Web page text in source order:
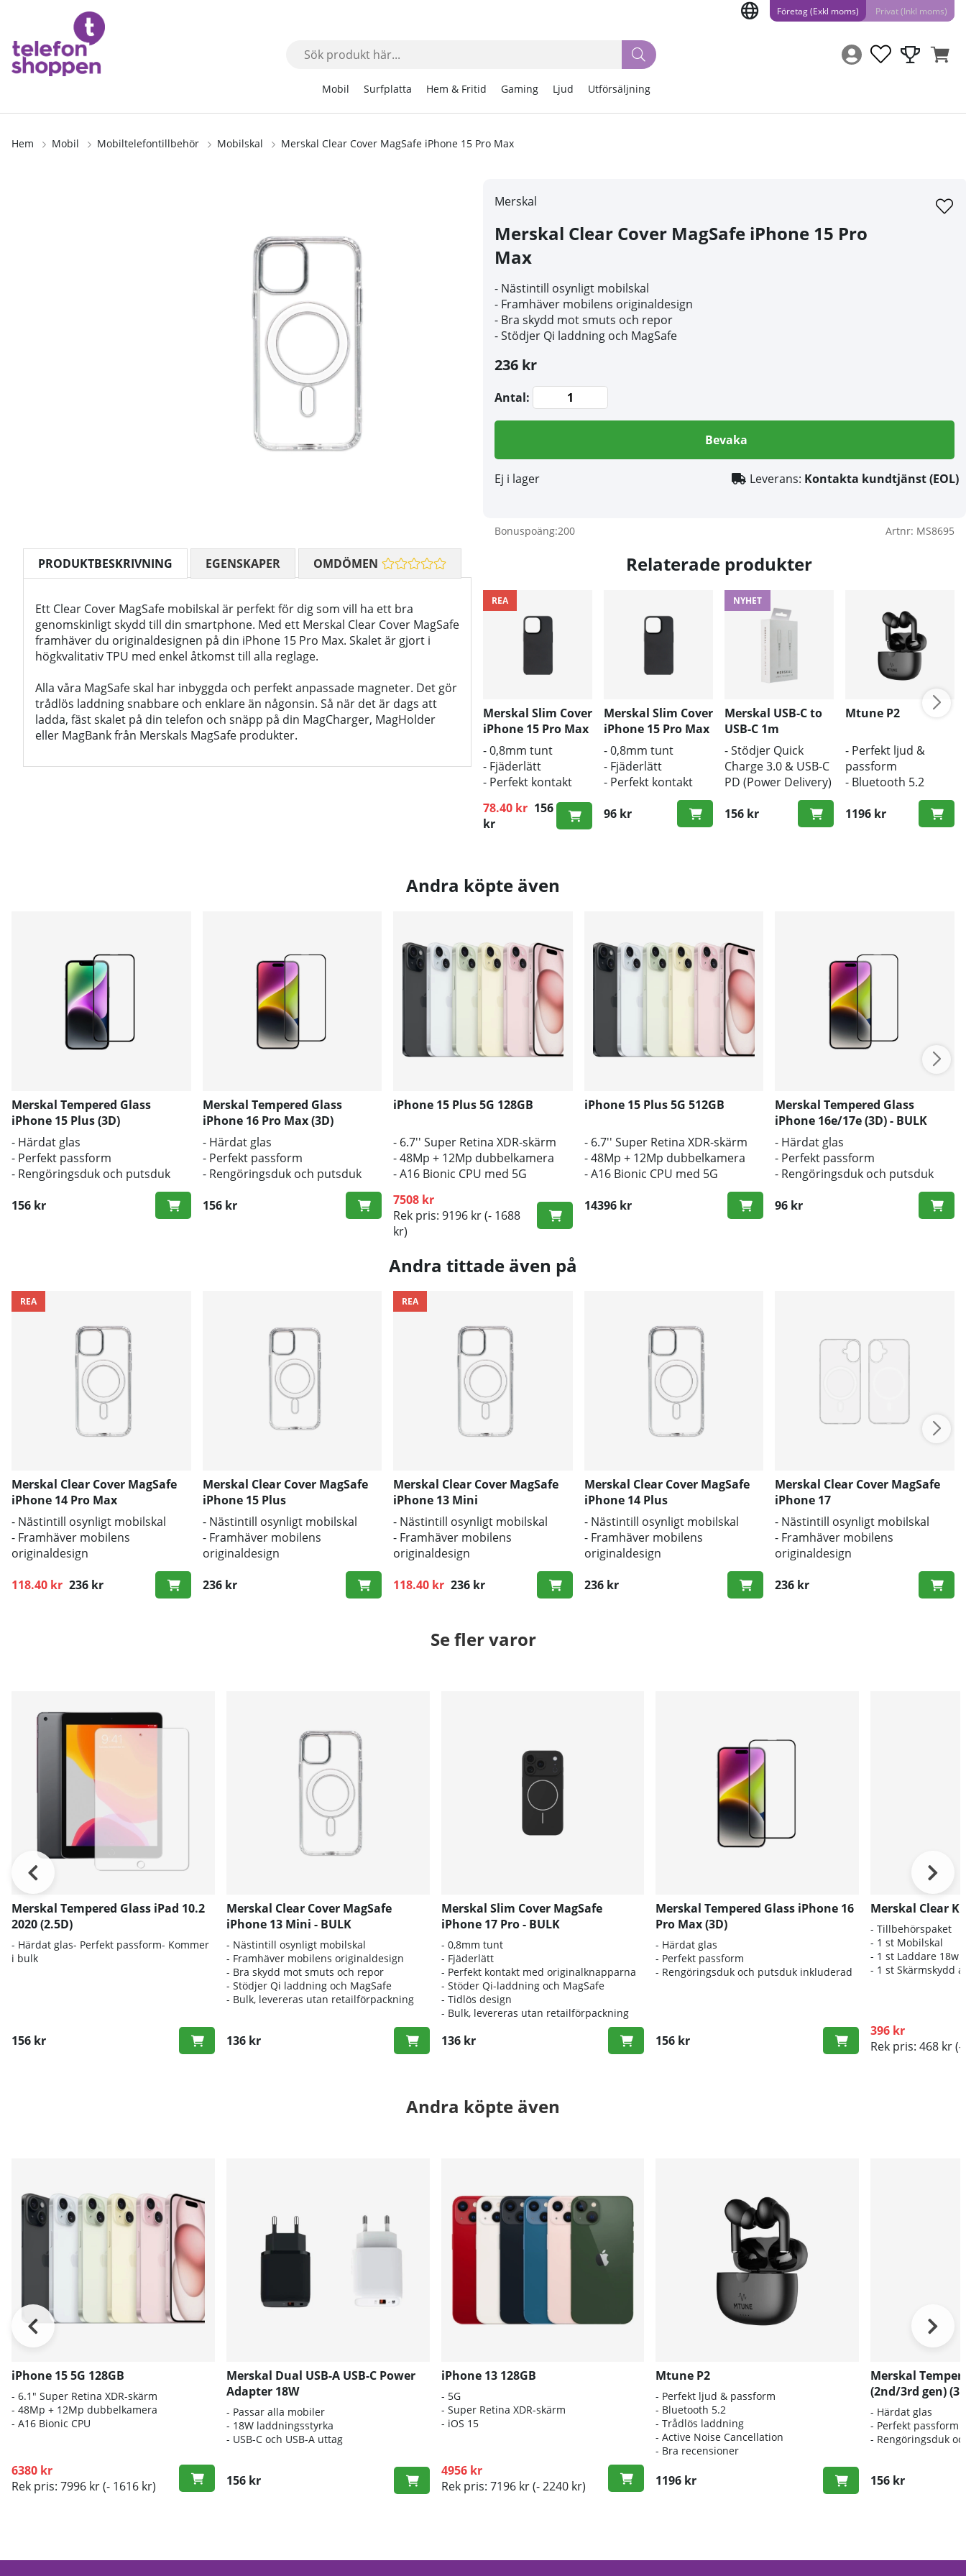
Företag (Exkl moms) Privat (Inkl moms)
Mobil Surfplatta Hem & Fritid Gaming Ljud Utförsäljning
Hem Mobil Mobiltelefontillbehör Mobilskal Merskal Clear Cover MagSafe iPhone 15 Pro Max
Merskal
Merskal Clear Cover MagSafe iPhone 15 Pro
Max
- Nästintill osynligt mobilskal
- Framhäver mobilens originaldesign
- Bra skydd mot smuts och repor
- Stödjer Qi laddning och MagSafe
236 kr
Antal:
Bevaka
Ej i lager Leverans: Kontakta kundtjänst (EOL)
Bonuspoäng:200 Artnr: MS8695
PRODUKTBESKRIVNING
Ett Clear Cover MagSafe mobilskal är perfekt för dig som vill ha ett bra
genomskinligt skydd till din smartphone. Med ett Merskal Clear Cover MagSafe
framhäver du originaldesignen på din iPhone 15 Pro Max. Skalet är gjort i
högkvalitativ TPU med enkel åtkomst till alla reglage.
Alla våra MagSafe skal har inbyggda och perfekt anpassade magneter. Det gör
trådlös laddning snabbare och enklare än någonsin. Så när det är dags att
ladda, fäst skalet på din telefon och snäpp på din MagCharger, MagHolder
eller MagBank från Merskals MagSafe produkter.
EGENSKAPER OMDÖMEN Relaterade produkter
REA
Merskal Slim Cover
iPhone 15 Pro Max
Black
- 0,8mm tunt
- Fjäderlätt
- Perfekt kontakt
originalknapparna
78.40 kr 156
kr
Ordinarie pris:
Merskal Slim Cover
iPhone 15 Pro Max
Black - BULK
- 0,8mm tunt
- Fjäderlätt
- Perfekt kontakt
originalknapparna
96 kr
NYHET
Merskal USB-C to
USB-C 1m
- Stödjer Quick
Charge 3.0 & USB-C
PD (Power Delivery)
- Snabb hastighet
156 kr
Mtune P2
- Perfekt ljud &
passform
- Bluetooth 5.2
- Trådlös laddning
1196 kr
Andra köpte även
Merskal Tempered Glass
iPhone 15 Plus (3D)
- Härdat glas
- Perfekt passform
- Rengöringsduk och putsduk
156 kr
Merskal Tempered Glass
iPhone 16 Pro Max (3D)
- Härdat glas
- Perfekt passform
- Rengöringsduk och putsduk
156 kr
iPhone 15 Plus 5G 128GB
- 6.7'' Super Retina XDR-skärm
- 48Mp + 12Mp dubbelkamera
- A16 Bionic CPU med 5G
7508 kr
Rek pris: 9196 kr(- 1688
kr)
iPhone 15 Plus 5G 512GB
- 6.7'' Super Retina XDR-skärm
- 48Mp + 12Mp dubbelkamera
- A16 Bionic CPU med 5G
14396 kr
Merskal Tempered Glass
iPhone 16e/17e (3D) - BULK
- Härdat glas
- Perfekt passform
- Rengöringsduk och putsduk
96 kr
Andra tittade även på
REA
Merskal Clear Cover MagSafe
iPhone 14 Pro Max
- Nästintill osynligt mobilskal
- Framhäver mobilens
originaldesign
- Bra skydd mot smuts och repor
118.40 kr 236 kr
Ordinarie pris:
Merskal Clear Cover MagSafe
iPhone 15 Plus
- Nästintill osynligt mobilskal
- Framhäver mobilens
originaldesign
- Bra skydd mot smuts och repor
236 kr
REA
Merskal Clear Cover MagSafe
iPhone 13 Mini
- Nästintill osynligt mobilskal
- Framhäver mobilens
originaldesign
- Bra skydd mot smuts och repor
118.40 kr 236 kr
Ordinarie pris:
Merskal Clear Cover MagSafe
iPhone 14 Plus
- Nästintill osynligt mobilskal
- Framhäver mobilens
originaldesign
- Bra skydd mot smuts och repor
236 kr
Merskal Clear Cover MagSafe
iPhone 17
- Nästintill osynligt mobilskal
- Framhäver mobilens
originaldesign
- Bra skydd mot smuts och repor
236 kr
Se fler varor
Merskal Tempered Glass iPad 10.2
2020 (2.5D)
- Härdat glas- Perfekt passform- Kommer
i bulk
156 kr
Merskal Clear Cover MagSafe
iPhone 13 Mini - BULK
- Nästintill osynligt mobilskal
- Framhäver mobilens originaldesign
- Bra skydd mot smuts och repor
- Stödjer Qi laddning och MagSafe
- Bulk, levereras utan retailförpackning
136 kr
Merskal Slim Cover MagSafe
iPhone 17 Pro - BULK
- 0,8mm tunt
- Fjäderlätt
- Perfekt kontakt med originalknapparna
- Stöder Qi-laddning och MagSafe
- Tidlös design
- Bulk, levereras utan retailförpackning
136 kr
Merskal Tempered Glass iPhone 16
Pro Max (3D)
- Härdat glas
- Perfekt passform
- Rengöringsduk och putsduk inkluderad
156 kr
Merskal Clear
- Tillbehörspaket
- 1 st Mobilskal
- 1 st Laddare 18w
- 1 st Skärmskydd
396 kr
Rek pris: 468 kr(-
Andra köpte även
iPhone 15 5G 128GB
- 6.1" Super Retina XDR-skärm
- 48Mp + 12Mp dubbelkamera
- A16 Bionic CPU
6380 kr
Rek pris: 7996 kr(- 1616 kr)
Merskal Dual USB-A USB-C Power
Adapter 18W
- Passar alla mobiler
- 18W laddningsstyrka
- USB-C och USB-A uttag
156 kr
iPhone 13 128GB
- 5G
- Super Retina XDR-skärm
- iOS 15
4956 kr
Rek pris: 7196 kr(- 2240 kr)
Mtune P2
- Perfekt ljud & passform
- Bluetooth 5.2
- Trådlös laddning
- Active Noise Cancellation
- Bra recensioner
1196 kr
Merskal
(2nd/3rd gen)
- Härdat glas
- Perfekt passform
- Rengöringsduk
156 kr